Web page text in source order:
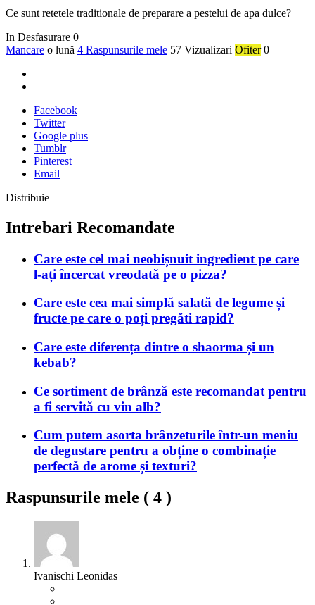
Ce sunt retetele traditionale de preparare a pestelui de apa dulce?
In Desfasurare 0
Mancare o lună 4 Raspunsurile mele 57 Vizualizari Ofiter 0
Facebook
Twitter
Google plus
Tumblr
Pinterest
Email
Distribuie
Intrebari Recomandate
Care este cel mai neobișnuit ingredient pe care
l-ați încercat vreodată pe o pizza?
Care este cea mai simplă salată de legume și
fructe pe care o poți pregăti rapid?
Care este diferența dintre o shaorma și un
kebab?
Ce sortiment de brânză este recomandat pentru
a fi servită cu vin alb?
Cum putem asorta brânzeturile într-un meniu
de degustare pentru a obține o combinație
perfectă de arome și texturi?
Raspunsurile mele ( 4 )
Ivanischi Leonidas